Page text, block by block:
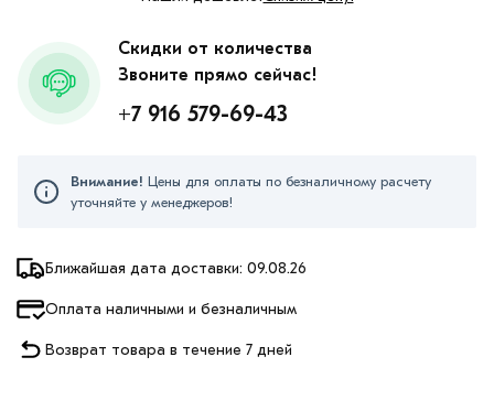
Ближайшая дата доставки: 09.08.26
Оплата наличными и безналичным
Возврат товара в течение 7 дней
Скидки от количества
Звоните прямо сейчас!
+7 916 579-69-43
Внимание! Цены для оплаты по безналичному расчету
уточняйте у менеджеров!